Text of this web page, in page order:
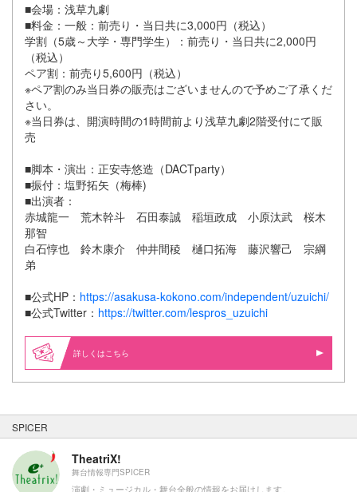
■会場：浅草九劇
■料金：一般：前売り・当日共に3,000円（税込）
学割（5歳～大学・専門学生）：前売り・当日共に2,000円
（税込）
ペア割：前売り5,600円（税込）
※ペア割のみ当日券の販売はございませんので予めご了承くだ
さい。
※当日券は、開演時間の1時間前より浅草九劇2階受付にて販
売
■脚本・演出：正安寺悠造（DACTparty）
■振付：塩野拓矢（梅棒)
■出演者：
赤城龍一 荒木幹斗 石田泰誠 稲垣政成 小原汰武 桜木
那智
白石惇也 鈴木康介 仲井間稜 樋口拓海 藤沢響己 宗綱
弟
■公式HP： https://asakusa-kokono.com/independent/uzuichi/
■公式Twitter： https://twitter.com/lespros_uzuichi
詳しくはこちら
SPICER
TheatriX!
舞台情報専門SPICER
演劇・ミュージカル・舞台全般の情報をお届けします。